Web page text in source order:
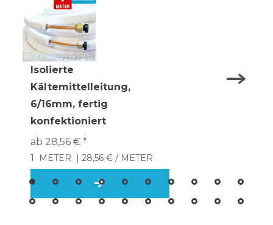
Isolierte
Kältemittelleitung,
6/16mm, fertig
konfektioniert
ab 28,56 € *
1 METER | 28,56 € / METER